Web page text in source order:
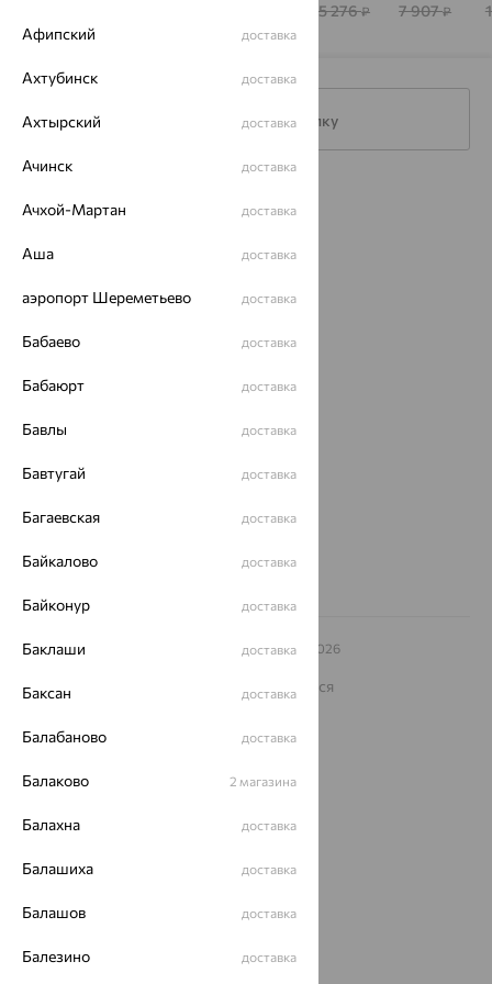
475 276₽ 7 907₽
Подписаться на рассылку
Магазины и доставка г. Липецк
ул. Зегеля, 27/2
Другие города
Заказать звонок
© ООО «Ювелирный дом «Кристалл»,2009 – 2026
На информационном ресурсе применяются
рекомендательные технологии
ОГРН 1044800168379
Разработка сайта —
Афипский доставка
Ахтубинск доставка
Ахтырский доставка
Ачинск доставка
Ачхой-Мартан доставка
Аша доставка
аэропорт Шереметьево доставка
Бабаево доставка
Бабаюрт доставка
Бавлы доставка
Бавтугай доставка
Багаевская доставка
Байкалово доставка
Байконур доставка
Баклаши доставка
Баксан доставка
Балабаново доставка
Балаково 2 магазина
Балахна доставка
Балашиха доставка
Балашов доставка
Балезино доставка